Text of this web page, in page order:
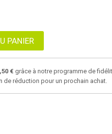
PANIER
€ grâce à notre programme de
de réduction pour un prochain achat.